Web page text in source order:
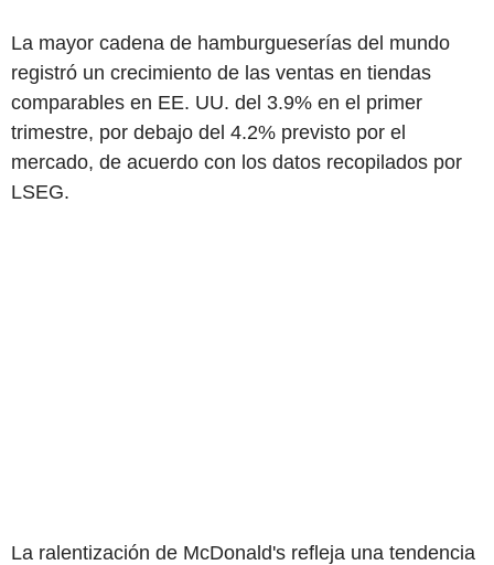
La mayor cadena de hamburgueserías del mundo
registró un crecimiento de las ventas en tiendas
comparables en EE. UU. del 3.9% en el primer
trimestre, por debajo del 4.2% previsto por el
mercado, de acuerdo con los datos recopilados por
LSEG.
La ralentización de McDonald's refleja una tendencia